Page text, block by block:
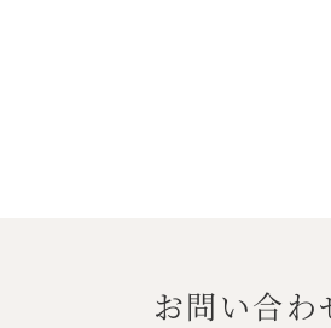
お問い合わ